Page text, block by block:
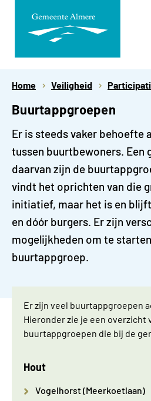
paginainhoud
Home Veiligheid
Buurtappgroepen
Er is steeds vaker behoefte
tussen buurtbewoners. Een
daarvan zijn de
vindt het oprichten van die
initiatief, maar het is en
en dóór burgers. Er zijn
mogelijkheden om te
buurtappgroep.
Er zijn veel buurtappgroepen
Hieronder zie je een overzicht
buurtappgroepen die bij de
Hout
Vogelhorst (Meerkoetlaan)